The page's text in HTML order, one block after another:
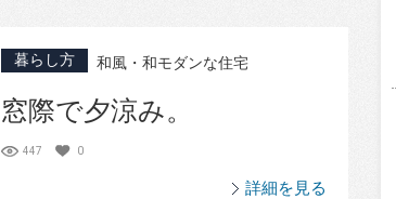
暮らし方 和風・和モダンな住宅
窓際で夕涼み。
447 0
詳細を見る